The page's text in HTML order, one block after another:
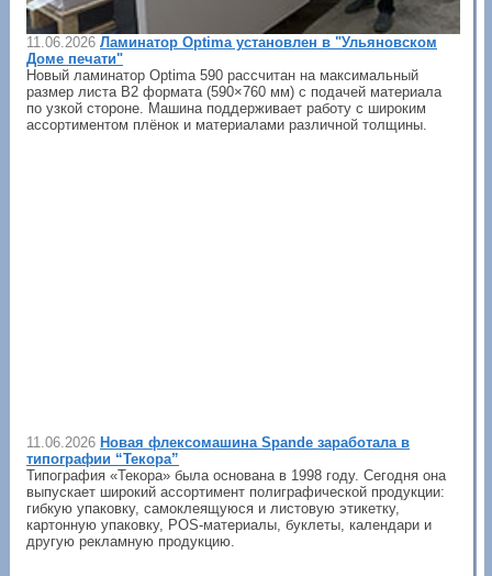
11.06.2026 Ламинатор Optima установлен в "Ульяновском
Доме печати"
Новый ламинатор Optima 590 рассчитан на максимальный
размер листа В2 формата (590×760 мм) с подачей материала
по узкой стороне. Машина поддерживает работу с широким
ассортиментом плёнок и материалами различной толщины.
11.06.2026 Новая флексомашина Spande заработала в
типографии “Текора”
Типография «Текора» была основана в 1998 году. Сегодня она
выпускает широкий ассортимент полиграфической продукции:
гибкую упаковку, самоклеящуюся и листовую этикетку,
картонную упаковку, POS-материалы, буклеты, календари и
другую рекламную продукцию.